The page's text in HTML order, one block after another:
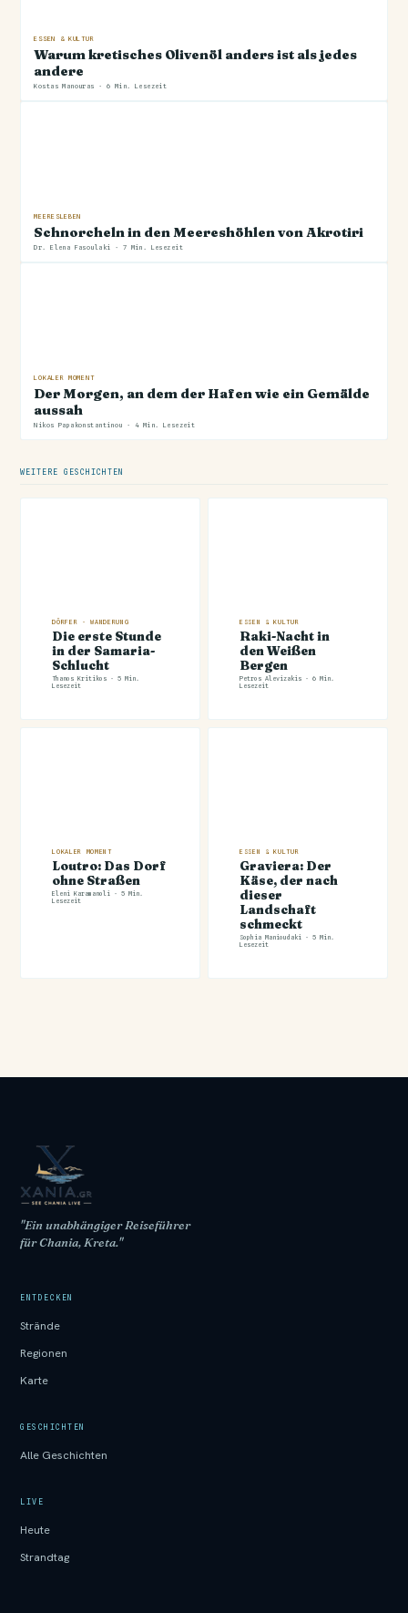
ESSEN & KULTUR
Warum kretisches Olivenöl anders ist als jedes
andere
Kostas Manouras · 6 Min. Lesezeit
MEERESLEBEN
Schnorcheln in den Meereshöhlen von Akrotiri
Dr. Elena Fasoulaki · 7 Min. Lesezeit
LOKALER MOMENT
Der Morgen, an dem der Hafen wie ein Gemälde
aussah
Nikos Papakonstantinou · 4 Min. Lesezeit
WEITERE GESCHICHTEN
DÖRFER · WANDERUNG
Die erste Stunde
in der Samaria-
Schlucht
Thanos Kritikos · 5 Min.
Lesezeit
ESSEN & KULTUR
Raki-Nacht in
den Weißen
Bergen
Petros Alevizakis · 6 Min.
Lesezeit
LOKALER MOMENT
Loutro: Das Dorf
ohne Straßen
Eleni Karamanoli · 5 Min.
Lesezeit
ESSEN & KULTUR
Graviera: Der
Käse, der nach
dieser
Landschaft
schmeckt
Sophia Manioudaki · 5 Min.
Lesezeit
"Ein unabhängiger Reiseführer
für Chania, Kreta."
ENTDECKEN
Strände
Regionen
Karte
GESCHICHTEN
Alle Geschichten
LIVE
Heute
Strandtag